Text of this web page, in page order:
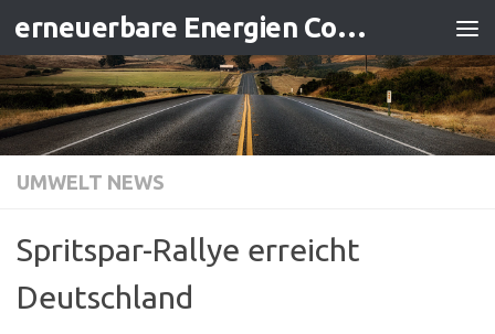
Zum Inhalt springen erneuerbare Energien Contracting
UMWELT NEWS
Spritspar-Rallye erreicht
Deutschland